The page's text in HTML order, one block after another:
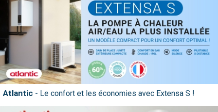
nos produits
Atlantic